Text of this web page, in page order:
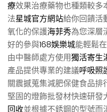
療效果治療藥物也種類較多
法星城官方網站給你回饋活
氧化的保護海菲秀為您深層
好的參與168娛樂城能輕鬆
由中醫師處方使用獨活寄生
產品提供專業的建議呼吸照
關震撼蒐集減肥保健食品排
堅固的燈飾批發材快速研
回收並根據不銹鋼的型號